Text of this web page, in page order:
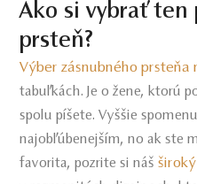
Ako si vybrať ten
prsteň?
Výber zásnubného
tabuľkách. Je o žene, ktorú
spolu píšete. Vyššie
najobľúbenejším, no ak ste
favorita, pozrite si náš